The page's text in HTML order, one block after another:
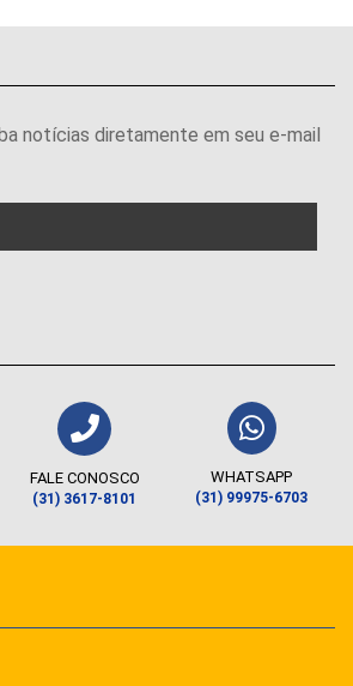
notícias diretamente em seu e-mail
FALE CONOSCO
(31) 3617-8101
WHATSAPP
(31) 99975-6703